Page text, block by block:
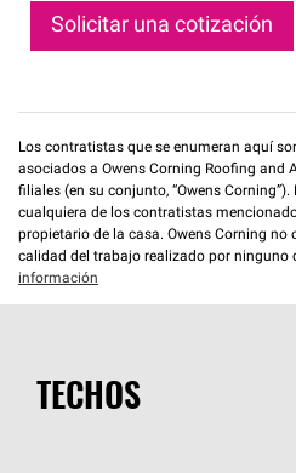
Solicitar una cotización
Los contratistas que se enumeran aquí
asociados a Owens Corning Roofing and
filiales (en su conjunto, “Owens
cualquiera de los contratistas
propietario de la casa. Owens Corning no
calidad del trabajo realizado por ninguno
información
TECHOS